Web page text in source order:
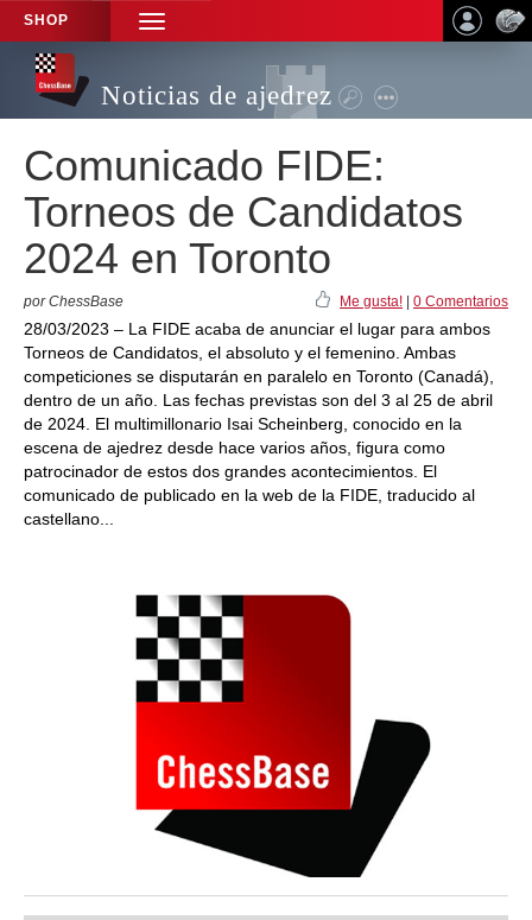
SHOP
TOGGLE
NAVIGATION
Noticias de ajedrez
Comunicado FIDE:
Torneos de Candidatos
2024 en Toronto
por ChessBase Me gusta! 0 Comentarios
28/03/2023 – La FIDE acaba de anunciar el lugar para ambos
Torneos de Candidatos, el absoluto y el femenino. Ambas
competiciones se disputarán en paralelo en Toronto (Canadá),
dentro de un año. Las fechas previstas son del 3 al 25 de abril
de 2024. El multimillonario Isai Scheinberg, conocido en la
escena de ajedrez desde hace varios años, figura como
patrocinador de estos dos grandes acontecimientos. El
comunicado de publicado en la web de la FIDE, traducido al
castellano...